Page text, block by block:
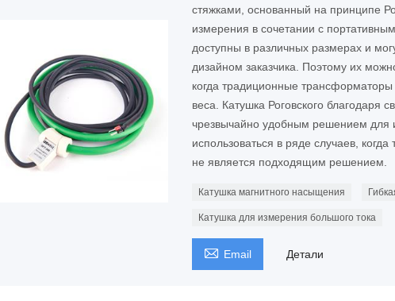
стяжками, основанный на принципе
измерения в сочетании с
доступны в различных размерах и
дизайном заказчика. Поэтому их
когда традиционные
веса. Катушка Роговского благодаря
чрезвычайно удобным решением для
использоваться в ряде случаев,
не является подходящим решением.
Катушка магнитного насыщения
Катушка для измерения большого тока
 Email Детали